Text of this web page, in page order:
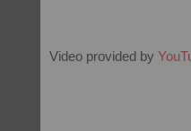
Video provided by